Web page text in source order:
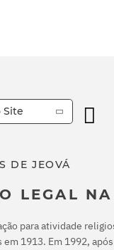
DE JEOVÁ
LEGAL
para atividade
1913. Em 1992,
Site